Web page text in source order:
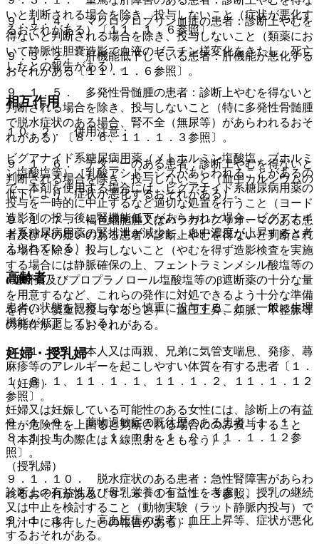
いと判断される場合を除き、投与しないこと（症状が悪化す
るおそれがある）〔１１．１．６参照〕。
９．３．２． 肝機能低下している患者：肝機能が悪化する
おそれがある〔１１．１．６参照〕。
相互作用
１０．２． 併用注意：
ビグアナイド系糖尿病用薬（メトホルミン塩酸塩、ブホルミ
ン塩酸塩等）［乳酸アシドーシスがあらわれることがあるの
で、本剤を使用する場合には、ビグアナイド系糖尿病用薬の
投与を一時的に中止するなど適切な処置を行うこと（ヨード
造影剤の投与後に腎機能低下があらわれた場合、ビグアナイ
ド系糖尿病用薬の腎排泄が減少し、血中濃度が上昇すると考
えられている）］。
高齢者
患者の状態を観察しながら慎重に投与すること（一般に生理
機能が低下している）。
妊婦・授乳婦
（妊婦）
妊婦又は妊娠している可能性のある女性には、診断上の有益
性が危険性を上回ると判断される場合にのみ投与すること
（本剤投与の際にはＸ線照射をともなう）。
（授乳婦）
診断上の有益性及び母乳栄養の有益性を考慮し、授乳の継続
又は中止を検討すること（動物実験（ラット静脈内投与）で
乳汁中に移行したとの報告がある）。
９．１．４． マクログロブリン血症の患者：診断上やむを
得ないと判断される場合を除き、投与しないこと（類薬にお
いて静脈性胆嚢造影で血液のゼラチン様変化をきたし、死亡
したとの報告がある）。
９．１．５． 多発性骨髄腫の患者：診断上やむを得ないと
判断される場合を除き、投与しないこと（特に多発性骨髄腫
で脱水症状のある場合、腎不全（無尿等）があらわれるおそ
れがある）〔８．６、１１．１．３参照〕。
９．１．６． テタニーのある患者：診断上やむを得ないと
判断される場合を除き、投与しないこと（血中カルシウムの
低下により、症状が悪化するおそれがある）。
９．１．７． 褐色細胞腫又はパラガングリオーマのある患
者及びその疑いのある患者：診断上やむを得ないと判断され
る場合を除き、投与しないこと（やむを得ず造影検査を実施
する場合には静脈確保の上、フェントラミンメシル酸塩等の
α遮断薬及びプロプラノロール塩酸塩等のβ遮断薬の十分な量
を用意するなど、これらの発作に対処できるよう十分な準備
を行い、慎重に投与すること）、血圧上昇、頻脈、不整脈等
の発作が起こるおそれがある。
９．１．８． 本人又は両親、兄弟に気管支喘息、発疹、蕁
麻疹等のアレルギーを起こしやすい体質を有する患者〔１．
１、８．１、１１．１．１、１１．１．２、１１．１．１２
参照〕。
９．１．９． 薬物過敏症の既往歴のある患者〔１．１、
８．１、１１．１．１、１１．１．２、１１．１．１２参
照〕。
９．１．１０． 脱水症状のある患者：急性腎障害があらわ
れるおそれがある〔８．６、１１．１．３参照〕。
９．１．１１． 高血圧症の患者：血圧上昇等、症状が悪化
するおそれがある。